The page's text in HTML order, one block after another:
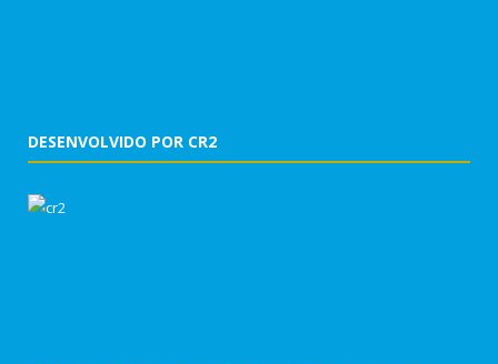
DESENVOLVIDO POR CR2